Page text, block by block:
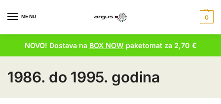
MENU 0
NOVO! Dostava na BOX NOWpaketomat za 2,70 €
1986. do 1995. godina